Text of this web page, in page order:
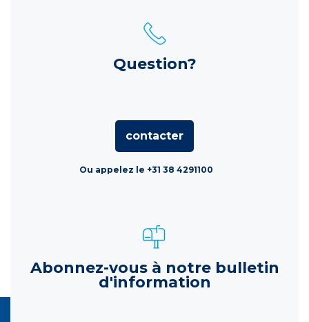
Question?
contacter
Ou appelez le +31 38 4291100
Abonnez-vous à notre bulletin
d'information